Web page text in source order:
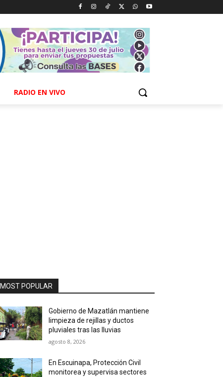
RADIO EN VIVO
MOST POPULAR
Gobierno de Mazatlán mantiene
limpieza de rejillas y ductos
pluviales tras las lluvias
agosto 8, 2026
En Escuinapa, Protección Civil
monitorea y supervisa sectores